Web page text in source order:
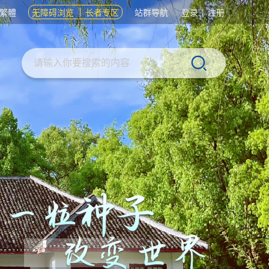
繁體 无障碍浏览 长者专区 站群导航 登录|注册